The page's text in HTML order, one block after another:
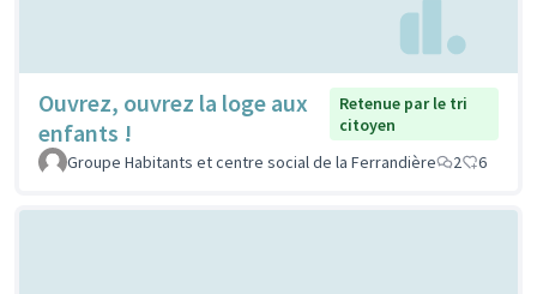
Ouvrez, ouvrez la loge aux
enfants !
Retenue par le tri
citoyen
Groupe Habitants et centre social de la Ferrandière
2 6